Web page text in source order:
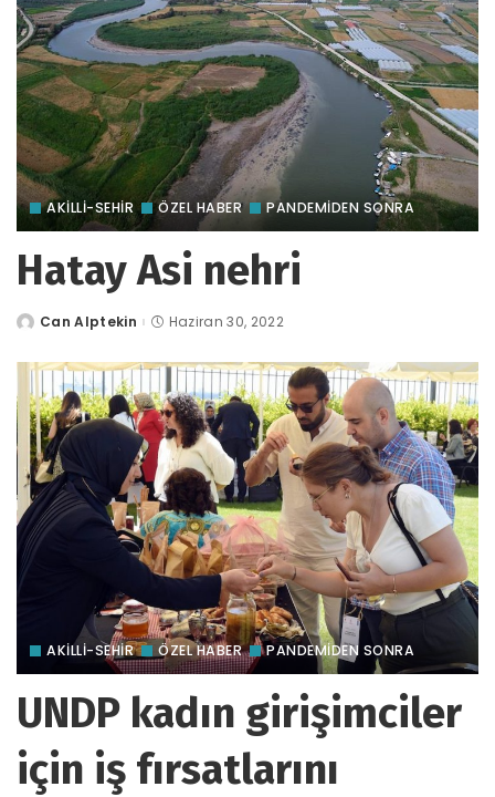
AKILLI-SEHIR ÖZEL HABER PANDEMİDEN SONRA
Hatay Asi nehri
tarafından
Can Alptekin Haziran 30, 2022
AKILLI-SEHIR ÖZEL HABER PANDEMİDEN SONRA
UNDP kadın girişimciler
için iş fırsatlarını